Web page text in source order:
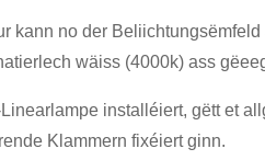
kann no der
wäiss (4000k) ass
installéiert, gëtt et
Klammern fixéiert ginn.